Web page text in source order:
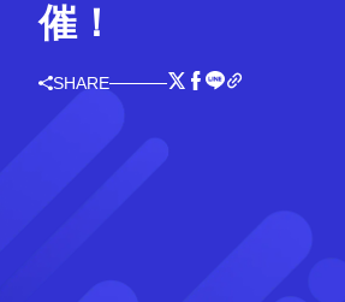
催！
SHARE